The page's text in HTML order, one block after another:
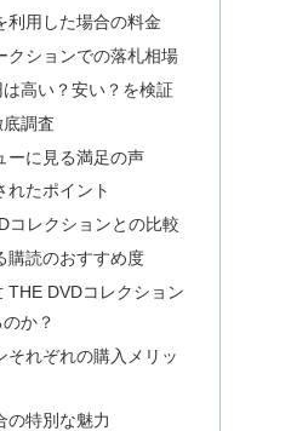
利用した場合の料金
クションでの落札相場
高い？安い？を検証
調査
ーに見る満足の声
れたポイント
コレクションとの比較
購読のおすすめ度
THE DVDコレクション
か？
それぞれの購入メリッ
の特別な魅力